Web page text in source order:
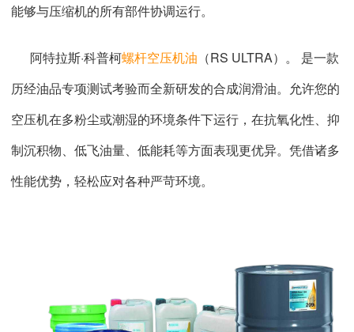
能够与压缩机的所有部件协调运行。
阿特拉斯·科普柯螺杆空压机油 （RS ULTRA）。 是一款
历经油品专项测试考验而全新研发的合成润滑油。允许您的
空压机在多粉尘或潮湿的环境条件下运行，在抗氧化性、抑
制沉积物、低飞油量、低能耗等方面表现更优异。凭借诸多
性能优势，轻松应对各种严苛环境。